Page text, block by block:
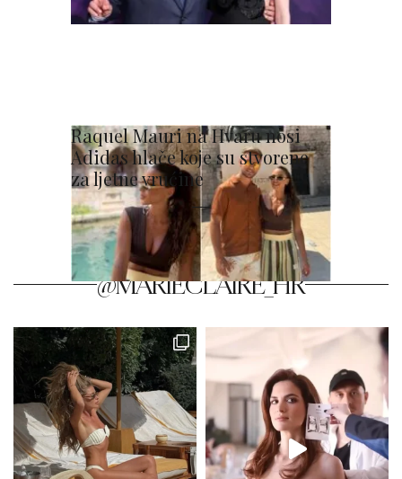
Raquel Mauri na Hvaru nosi
Adidas hlače koje su stvorene
za ljetne vrućine
@MARIECLAIRE_HR